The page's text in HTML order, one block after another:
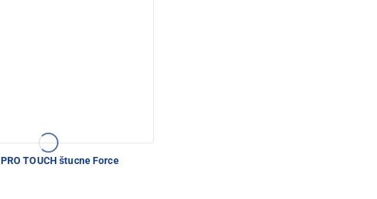
PRO TOUCH štucne Force